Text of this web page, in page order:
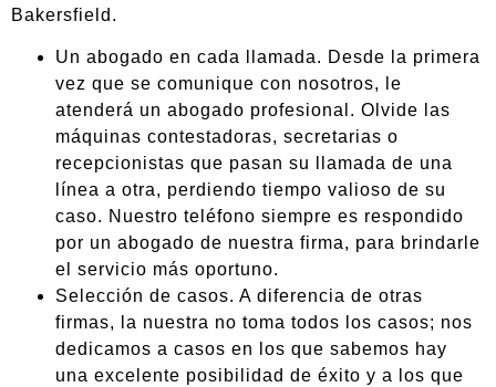
Bakersfield.
Un abogado en cada llamada. Desde la primera
vez que se comunique con nosotros, le
atenderá un abogado profesional. Olvide las
máquinas contestadoras, secretarias o
recepcionistas que pasan su llamada de una
línea a otra, perdiendo tiempo valioso de su
caso. Nuestro teléfono siempre es respondido
por un abogado de nuestra firma, para brindarle
el servicio más oportuno.
Selección de casos. A diferencia de otras
firmas, la nuestra no toma todos los casos; nos
dedicamos a casos en los que sabemos hay
una excelente posibilidad de éxito y a los que